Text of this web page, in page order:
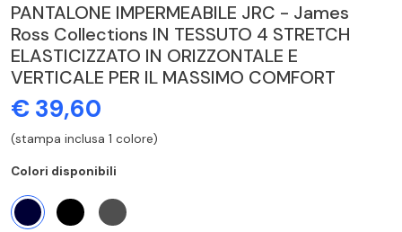
PANTALONE IMPERMEABILE JRC - James
Ross Collections IN TESSUTO 4 STRETCH
ELASTICIZZATO IN ORIZZONTALE E
VERTICALE PER IL MASSIMO COMFORT
€ 39,60
(stampa inclusa 1 colore)
Colori disponibili